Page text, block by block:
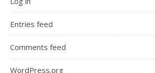
Entries feed
Comments feed
WordPress.org